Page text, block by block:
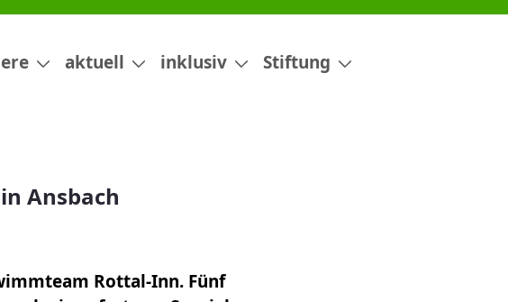
aktuell inklusiv
Stiftung
Ansbach
Rottal-Inn. Fünf